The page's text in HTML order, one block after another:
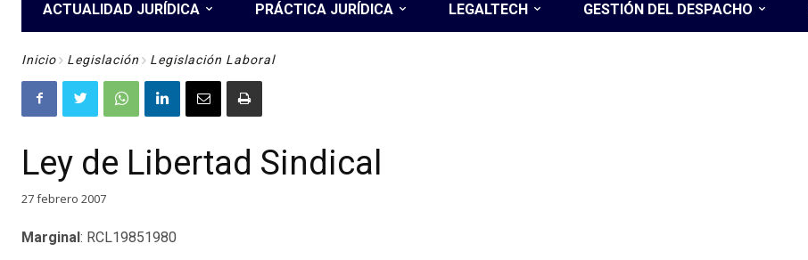
ACTUALIDAD JURÍDICA PRÁCTICA JURÍDICA LEGALTECH GESTIÓN DEL DESPACHO
Inicio Legislación Legislación Laboral
Ley de Libertad Sindical
27 febrero 2007
Marginal : RCL19851980